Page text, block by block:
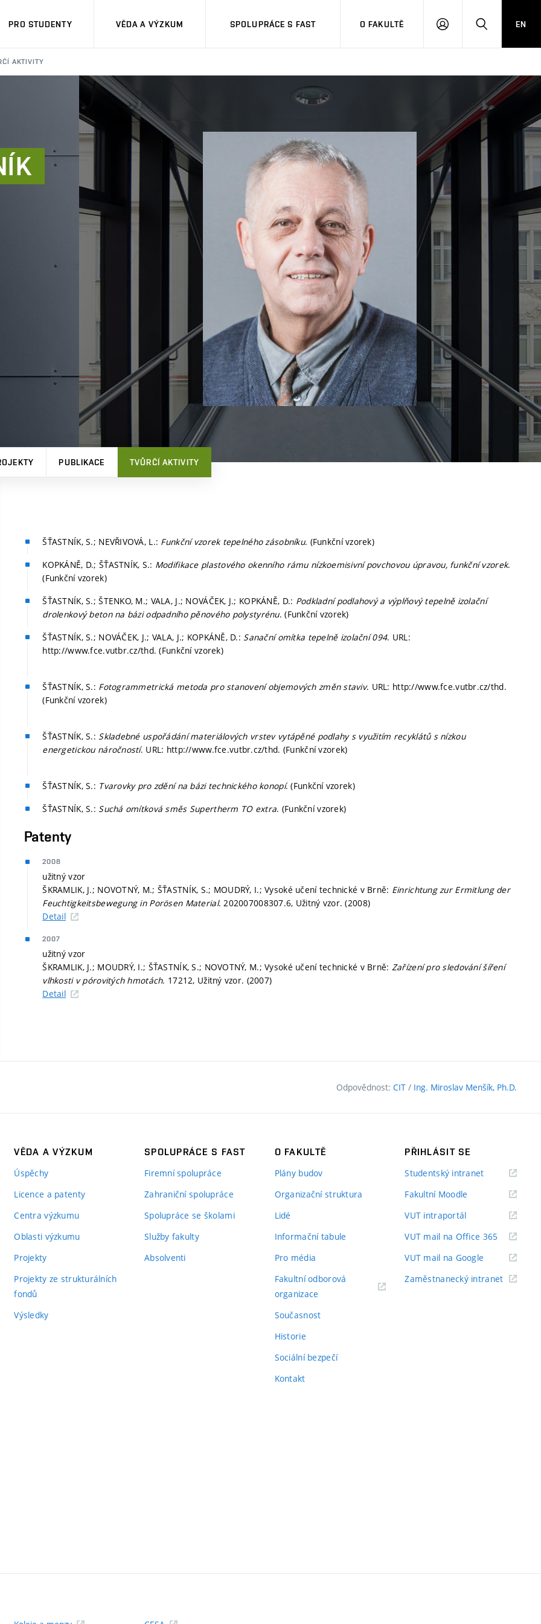
PRO STUDENTY VĚDA A VÝZKUM SPOLUPRÁCE S FAST O FAKULTĚ
PŘIHLÁSITHLEDAT
EN
AKTIVITY
PUBLIKACE TVŮRČÍ AKTIVITY
ŠŤASTNÍK, S.; NEVŘIVOVÁ, L.: Funkční vzorek tepelného zásobníku. (Funkční vzorek)
KOPKÁNĚ, D.; ŠŤASTNÍK, S.: Modifikace plastového okenního rámu nízkoemisivní povchovou úpravou, funkční vzorek.
(Funkční vzorek)
ŠŤASTNÍK, S.; ŠTENKO, M.; VALA, J.; NOVÁČEK, J.; KOPKÁNĚ, D.: Podkladní podlahový a výplňový tepelně izolační
drolenkový beton na bázi odpadního pěnového polystyrénu. (Funkční vzorek)
ŠŤASTNÍK, S.; NOVÁČEK, J.; VALA, J.; KOPKÁNĚ, D.: Sanační omítka tepelně izolační 094. URL:
http://www.fce.vutbr.cz/thd. (Funkční vzorek)
ŠŤASTNÍK, S.: Fotogrammetrická metoda pro stanovení objemových změn staviv. URL: http://www.fce.vutbr.cz/thd.
(Funkční vzorek)
ŠŤASTNÍK, S.: Skladebné uspořádání materiálových vrstev vytápěné podlahy s využitím recyklátů s nízkou
energetickou náročností. URL: http://www.fce.vutbr.cz/thd. (Funkční vzorek)
ŠŤASTNÍK, S.: Tvarovky pro zdění na bázi technického konopí. (Funkční vzorek)
ŠŤASTNÍK, S.: Suchá omítková směs Supertherm TO extra. (Funkční vzorek)
Patenty
2008
užitný vzor
ŠKRAMLIK, J.; NOVOTNÝ, M.; ŠŤASTNÍK, S.; MOUDRÝ, I.; Vysoké učení technické v Brně: Einrichtung zur Ermitlung der
Feuchtigkeitsbewegung in Porösen Material. 202007008307.6, Užitný vzor. (2008)
Detail
2007
užitný vzor
ŠKRAMLIK, J.; MOUDRÝ, I.; ŠŤASTNÍK, S.; NOVOTNÝ, M.; Vysoké učení technické v Brně: Zařízení pro sledování šíření
vlhkosti v pórovitých hmotách. 17212, Užitný vzor. (2007)
Detail
Odpovědnost: CIT / Ing. Miroslav Menšík, Ph.D.
VĚDA A VÝZKUM
Úspěchy
Licence a patenty
Centra výzkumu
Oblasti výzkumu
Projekty
Projekty ze strukturálních
fondů
Výsledky
SPOLUPRÁCE S FAST
Firemní spolupráce
Zahraniční spolupráce
Spolupráce se školami
Služby fakulty
Absolventi
O FAKULTĚ
Plány budov
Organizační struktura
Lidé
Informační tabule
Pro média
Fakultní odborová
organizace
Současnost
Historie
Sociální bezpečí
Kontakt
PŘIHLÁSIT SE
Studentský intranet(externí
Fakultní Moodle
VUT intraportál(externí
VUT mail na Office 365 (externí
odkaz)
VUT mail na Google (externí
Zaměstnanecký intranet(externí